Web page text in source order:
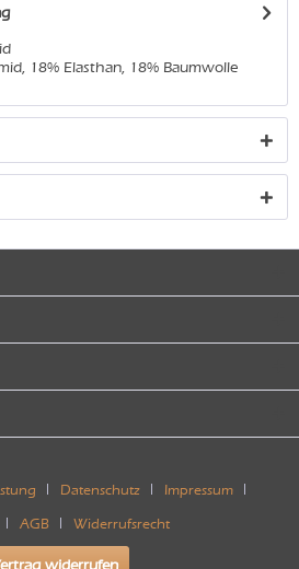
18% Elasthan, 18% Baumwolle
Datenschutz Impressum
AGB Widerrufsrecht
widerrufen